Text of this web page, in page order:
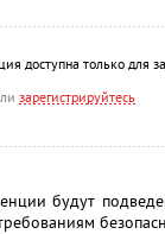
доступна только для
зарегистрируйтесь
будут